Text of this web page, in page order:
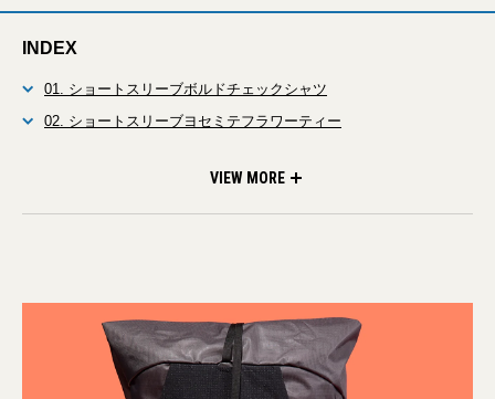
INDEX
01. ショートスリーブボルドチェックシャツ
02. ショートスリーブヨセミテフラワーティー
VIEW MORE